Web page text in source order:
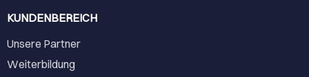
KUNDENBEREICH
Unsere Partner
Weiterbildung